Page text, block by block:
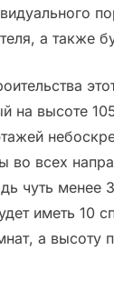
а также
на высоте
во всех
чуть менее
иметь 10
а высоту